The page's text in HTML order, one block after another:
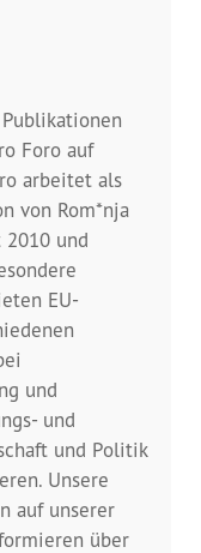
Foro auf
arbeitet als
von Rom*nja
und
EU-
und
und
und Politik
Unsere
auf unserer
über